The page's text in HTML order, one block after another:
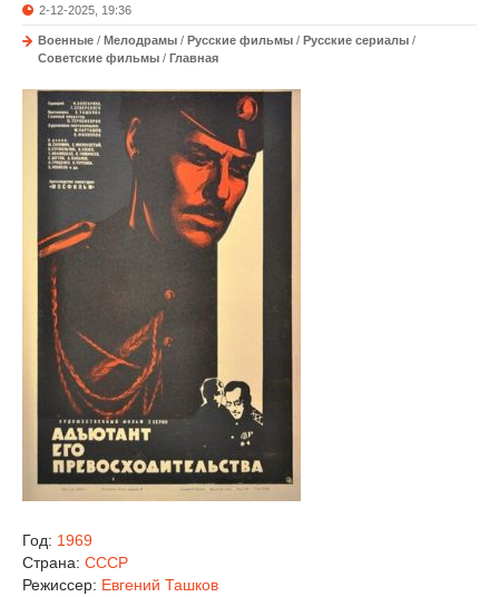
2-12-2025, 19:36
Военные / Мелодрамы / Русские фильмы / Русские сериалы /
Советские фильмы / Главная
Год: 1969
Страна: СССР
Режиссер: Евгений Ташков